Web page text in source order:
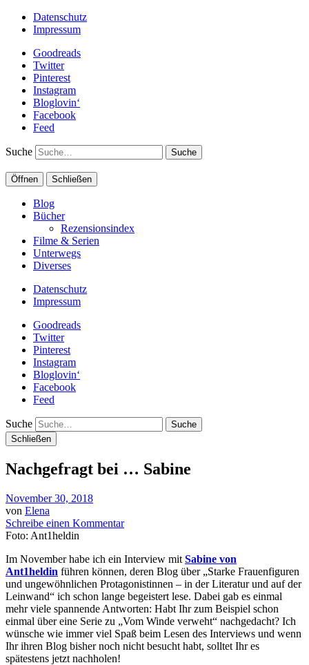
Datenschutz
Impressum
Goodreads
Twitter
Pinterest
Instagram
Bloglovin‘
Facebook
Feed
Suche
Öffnen Schließen
Blog
Bücher
Rezensionsindex
Filme & Serien
Unterwegs
Diverses
Datenschutz
Impressum
Goodreads
Twitter
Pinterest
Instagram
Bloglovin‘
Facebook
Feed
Suche
Schließen
Nachgefragt bei … Sabine
November 30, 2018
von Elena
Schreibe einen Kommentar
Foto: Ant1heldin
Im November habe ich ein Interview mit Sabine von
Ant1heldin führen können, deren Blog über „Starke Frauenfiguren
und ungewöhnlichen Protagonistinnen – in der Literatur und auf der
Leinwand“ ich schon lange begeistert lese. Dabei gab es einmal
mehr viele spannende Antworten: Habt Ihr zum Beispiel schon
einmal über eine Serie zu „Vom Winde verweht“ nachgedacht? Ich
wünsche wie immer viel Spaß beim Lesen des Interviews und wenn
Ihr ihren Blog bisher noch nicht besucht habt, solltet Ihr es
spätestens jetzt nachholen!